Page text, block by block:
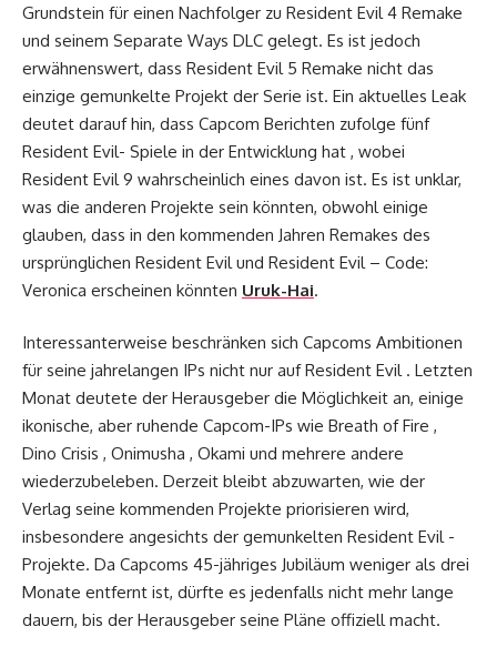
Grundstein für einen Nachfolger zu Resident Evil 4 Remake
und seinem Separate Ways DLC gelegt. Es ist jedoch
erwähnenswert, dass Resident Evil 5 Remake nicht das
einzige gemunkelte Projekt der Serie ist. Ein aktuelles Leak
deutet darauf hin, dass Capcom Berichten zufolge fünf
Resident Evil- Spiele in der Entwicklung hat , wobei
Resident Evil 9 wahrscheinlich eines davon ist. Es ist unklar,
was die anderen Projekte sein könnten, obwohl einige
glauben, dass in den kommenden Jahren Remakes des
ursprünglichen Resident Evil und Resident Evil – Code:
Veronica erscheinen könnten Uruk-Hai.
Interessanterweise beschränken sich Capcoms Ambitionen
für seine jahrelangen IPs nicht nur auf Resident Evil . Letzten
Monat deutete der Herausgeber die Möglichkeit an, einige
ikonische, aber ruhende Capcom-IPs wie Breath of Fire ,
Dino Crisis , Onimusha , Okami und mehrere andere
wiederzubeleben. Derzeit bleibt abzuwarten, wie der
Verlag seine kommenden Projekte priorisieren wird,
insbesondere angesichts der gemunkelten Resident Evil -
Projekte. Da Capcoms 45-jähriges Jubiläum weniger als drei
Monate entfernt ist, dürfte es jedenfalls nicht mehr lange
dauern, bis der Herausgeber seine Pläne offiziell macht.